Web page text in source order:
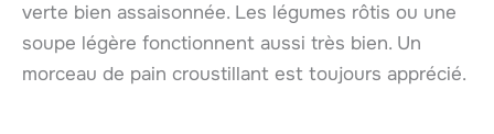
verte bien assaisonnée. Les légumes rôtis ou une
soupe légère fonctionnent aussi très bien. Un
morceau de pain croustillant est toujours apprécié.